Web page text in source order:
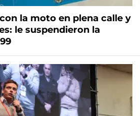
la moto en plena calle y
le suspendieron la